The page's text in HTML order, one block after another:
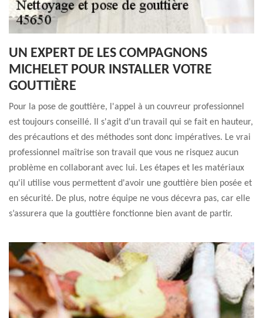
UN EXPERT DE LES COMPAGNONS
MICHELET POUR INSTALLER VOTRE
GOUTTIÈRE
Pour la pose de gouttière, l'appel à un couvreur professionnel
est toujours conseillé. Il s'agit d'un travail qui se fait en hauteur,
des précautions et des méthodes sont donc impératives. Le vrai
professionnel maîtrise son travail que vous ne risquez aucun
problème en collaborant avec lui. Les étapes et les matériaux
qu'il utilise vous permettent d'avoir une gouttière bien posée et
en sécurité. De plus, notre équipe ne vous décevra pas, car elle
s’assurera que la gouttière fonctionne bien avant de partir.